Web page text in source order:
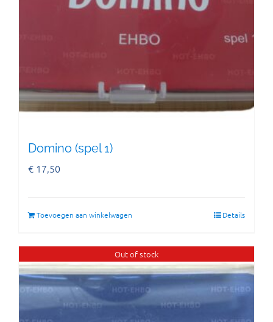
Domino (spel 1)
€ 17,50
Toevoegen aan winkelwagen Details
Out of stock